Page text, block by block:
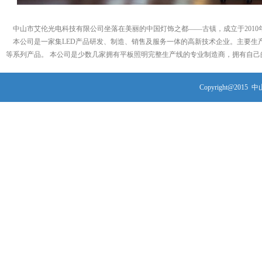
中山市艾伦光电科技有限公司坐落在美丽的中国灯饰之都——古镇，成立于2010
本公司是一家集LED产品研发、制造、销售及服务一体的高新技术企业。主要
等系列产品。 本公司是少数几家拥有平板照明完整生产线的专业制造商，拥有自
Copyright@2015